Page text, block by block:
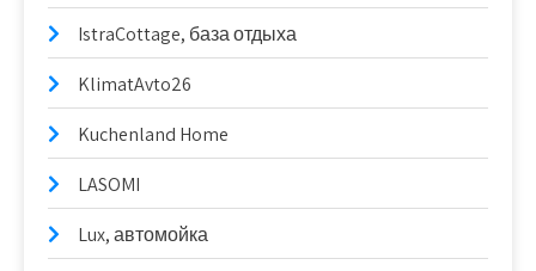
IstraCottage, база отдыха
KlimatAvto26
Kuchenland Home
LASOMI
Lux, автомойка